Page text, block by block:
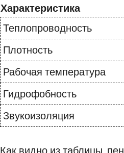
Характеристика
Теплопроводность
Плотность
Рабочая температура
Гидрофобность
Звукоизоляция
Как видно из таблицы,